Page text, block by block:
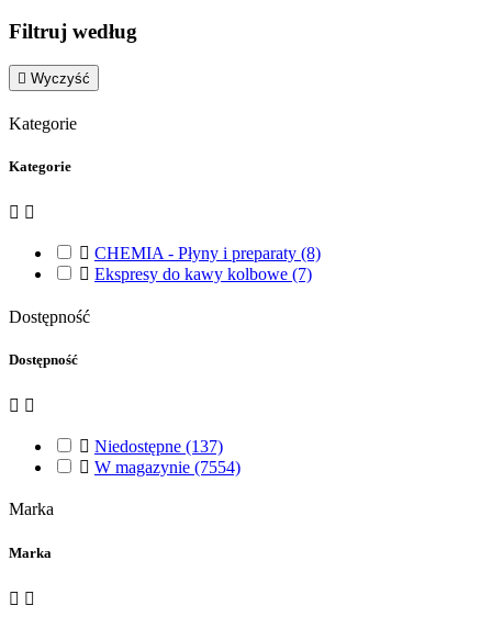
Filtruj według
 Wyczyść
Kategorie
Kategorie
 
 CHEMIA - Płyny i preparaty (8)
 Ekspresy do kawy kolbowe (7)
Dostępność
Dostępność
 
 Niedostępne (137)
 W magazynie (7554)
Marka
Marka
 